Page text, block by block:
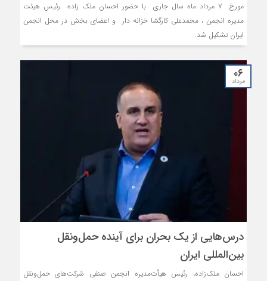
مورخ ۷ مرداد ماه سال جاری با حضور احسان ملک زاده رئیس هیئت
مدیره انجمن ، محمدعلی کارگشا خزانه دار و اعضای بخش در محل انجمن
ایران تشکیل شد.
۰۶
مرداد
درس‌هایی از یک بحران برای آینده حمل‌ونقل
بین‌المللی ایران
احسان ملک‌زاده، رئیس هیأت‌مدیره انجمن صنفی شرکت‌های حمل‌ونقل